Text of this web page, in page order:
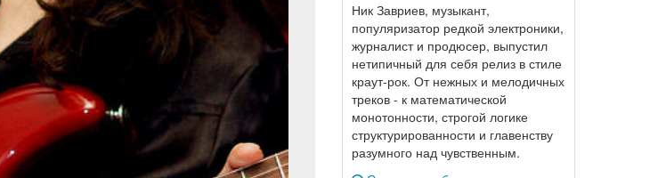
Ник Завриев, музыкант,
популяризатор редкой электроники,
журналист и продюсер, выпустил
нетипичный для себя релиз в стиле
краут-рок. От нежных и мелодичных
треков - к математической
монотонности, строгой логике
структурированности и главенству
разумного над чувственным.